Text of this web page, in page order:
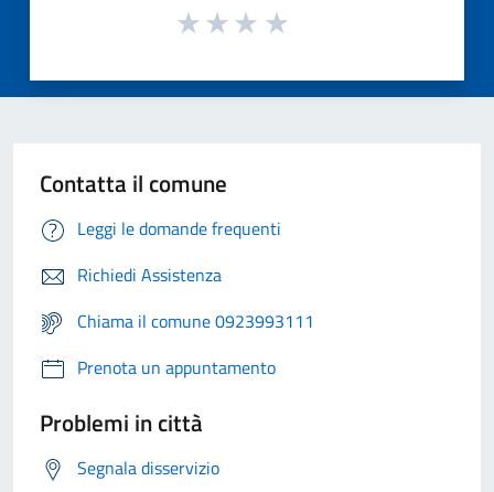
Contatta il comune
Leggi le domande frequenti
Richiedi Assistenza
Chiama il comune 0923993111
Prenota un appuntamento
Problemi in città
Segnala disservizio